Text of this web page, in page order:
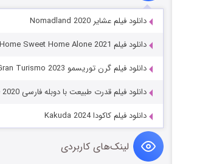
دانلود فیلم عشایر Nomadland 2020
دانلود فیلم Home Sweet Home Alone 2021
دانلود فیلم گرن توریسمو Gran Turismo 2023
دانلود فیلم قدرت طبیعت با دوبله فارسی Force of Nature 2020
دانلود فیلم کاکودا Kakuda 2024
لینک‌های کاربردی